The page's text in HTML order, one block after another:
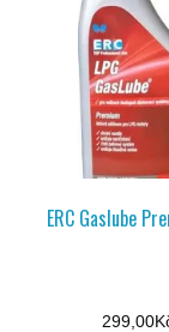
ERC Gaslube
299,00